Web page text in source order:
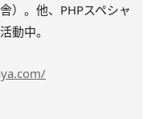
）。他、PHPスペシャ
動中。